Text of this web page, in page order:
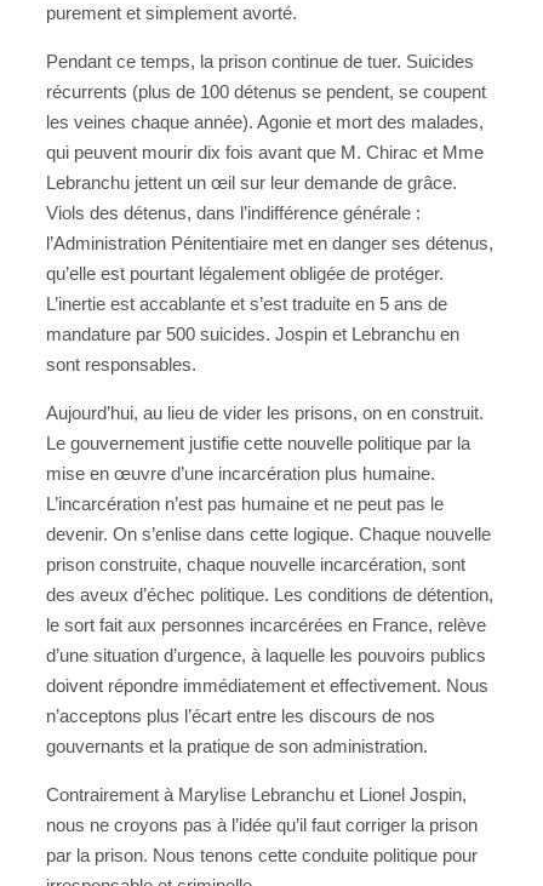
purement et simplement avorté.
Pendant ce temps, la prison continue de tuer. Suicides
récurrents (plus de 100 détenus se pendent, se coupent
les veines chaque année). Agonie et mort des malades,
qui peuvent mourir dix fois avant que M. Chirac et Mme
Lebranchu jettent un œil sur leur demande de grâce.
Viols des détenus, dans l’indifférence générale :
l’Administration Pénitentiaire met en danger ses détenus,
qu’elle est pourtant légalement obligée de protéger.
L’inertie est accablante et s’est traduite en 5 ans de
mandature par 500 suicides. Jospin et Lebranchu en
sont responsables.
Aujourd’hui, au lieu de vider les prisons, on en construit.
Le gouvernement justifie cette nouvelle politique par la
mise en œuvre d’une incarcération plus humaine.
L’incarcération n’est pas humaine et ne peut pas le
devenir. On s’enlise dans cette logique. Chaque nouvelle
prison construite, chaque nouvelle incarcération, sont
des aveux d’échec politique. Les conditions de détention,
le sort fait aux personnes incarcérées en France, relève
d’une situation d’urgence, à laquelle les pouvoirs publics
doivent répondre immédiatement et effectivement. Nous
n’acceptons plus l’écart entre les discours de nos
gouvernants et la pratique de son administration.
Contrairement à Marylise Lebranchu et Lionel Jospin,
nous ne croyons pas à l’idée qu’il faut corriger la prison
par la prison. Nous tenons cette conduite politique pour